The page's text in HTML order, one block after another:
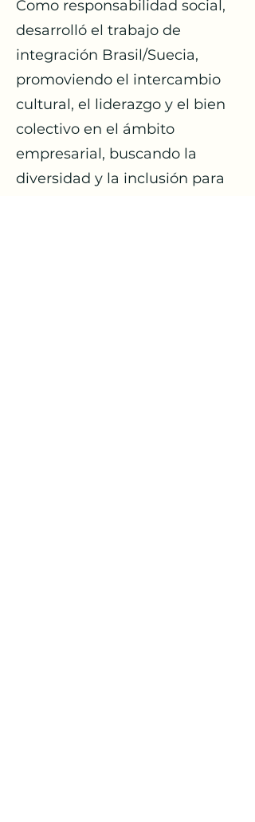
Como responsabilidad social,
desarrolló el trabajo de
integración Brasil/Suecia,
promoviendo el intercambio
cultural, el liderazgo y el bien
colectivo en el ámbito
empresarial, buscando la
diversidad y la inclusión para